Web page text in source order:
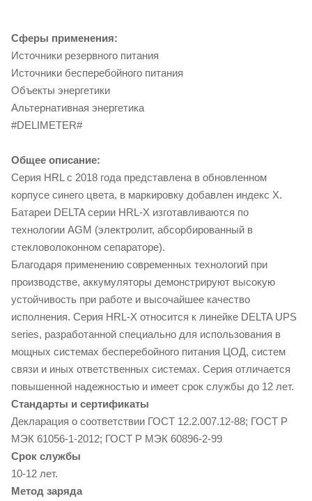
Сферы применения:
Источники резервного питания
Источники бесперебойного питания
Объекты энергетики
Альтернативная энергетика
#DELIMETER#
Общее описание:
Серия HRL с 2018 года представлена в обновленном
корпусе синего цвета, в маркировку добавлен индекс X.
Батареи DELTA серии HRL-X изготавливаются по
технологии AGM (электролит, абсорбированный в
стекловолоконном сепараторе).
Благодаря применению современных технологий при
производстве, аккумуляторы демонстрируют высокую
устойчивость при работе и высочайшее качество
исполнения. Серия HRL-X относится к линейке DELTA UPS
series, разработанной специально для использования в
мощных системах бесперебойного питания ЦОД, систем
связи и иных ответственных системах. Серия отличается
повышенной надежностью и имеет срок службы до 12 лет.
Стандарты и сертификаты
Декларация о соответствии ГОСТ 12.2.007.12-88; ГОСТ Р
МЭК 61056-1-2012; ГОСТ Р МЭК 60896-2-99
Срок службы
10-12 лет.
Метод заряда